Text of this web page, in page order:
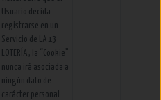
Usuario decida
registrarse en un
Servicio de LA 13
LOTERÍA , la “Cookie”
nunca irá asociada a
ningún dato de
carácter personal